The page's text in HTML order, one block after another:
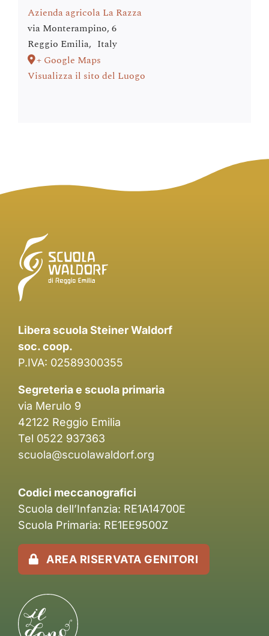
Azienda agricola La Razza
via Monterampino, 6
Reggio Emilia, Italy
+ Google Maps
Visualizza il sito del Luogo
Libera scuola Steiner Waldorf
soc. coop.
P.IVA: 02589300355
Segreteria e scuola primaria
via Merulo 9
42122 Reggio Emilia
Tel 0522 937363
scuola@scuolawaldorf.org
Codici meccanografici
Scuola dell’Infanzia: RE1A14700E
Scuola Primaria: RE1EE9500Z
AREA RISERVATA GENITORI